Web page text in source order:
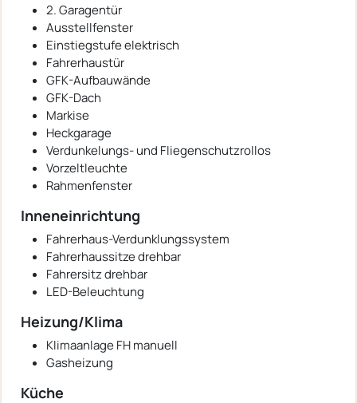
2. Garagentür
Ausstellfenster
Einstiegstufe elektrisch
Fahrerhaustür
GFK-Aufbauwände
GFK-Dach
Markise
Heckgarage
Verdunkelungs- und Fliegenschutzrollos
Vorzeltleuchte
Rahmenfenster
Inneneinrichtung
Fahrerhaus-Verdunklungssystem
Fahrerhaussitze drehbar
Fahrersitz drehbar
LED-Beleuchtung
Heizung/Klima
Klimaanlage FH manuell
Gasheizung
Küche